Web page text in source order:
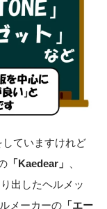
ていますけれど
「Kaedear」
出したヘルメッ
メーカーの 「エー